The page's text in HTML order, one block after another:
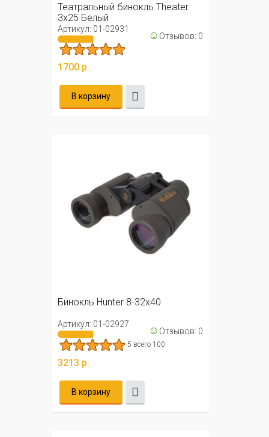
Театральный бинокль Theater
3x25 Белый
Артикул: 01-02931 ☺ Отзывов: 0
1700 р.
В корзину
Бинокль Hunter 8-32х40
Артикул: 01-02927 ☺ Отзывов: 0
5 всего 100
3213 р.
В корзину